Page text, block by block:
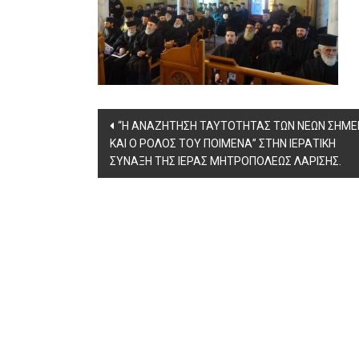
Post
navigation
“Η ΑΝΑΖΗΤΗΣΗ ΤΑΥΤΟΤΗΤΑΣ ΤΩΝ ΝΕΩΝ
ΚΑΙ Ο ΡΟΛΟΣ ΤΟΥ ΠΟΙΜΕΝΑ” ΣΤΗΝ ΙΕΡΑΤΙΚΗ
ΣΥΝΑΞΗ ΤΗΣ ΙΕΡΑΣ ΜΗΤΡΟΠΟΛΕΩΣ ΛΑΡΙΣΗΣ.